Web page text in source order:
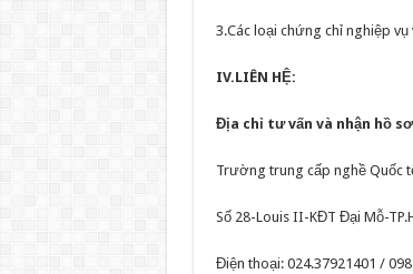
3.Các loại chứng chỉ nghiệp
IV.LIÊN HỆ:
Địa chỉ tư vấn và nhận hồ
Trường trung cấp nghề Quốc
Số 28-Louis II-KĐT Đại Mỗ-
Điện thoại: 024.37921401 /